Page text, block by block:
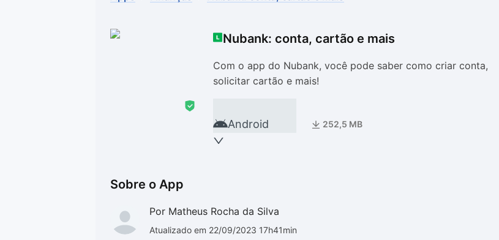
Nubank: conta, cartão e mais
Com o app do Nubank, você pode saber como criar conta,
solicitar cartão e mais!
Android 252,5 MB
Sobre o App
Por Matheus Rocha da Silva
Atualizado em 22/09/2023 17h41min